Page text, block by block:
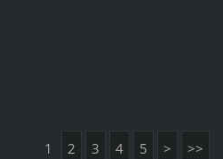
1 2 3 4 5 > >>